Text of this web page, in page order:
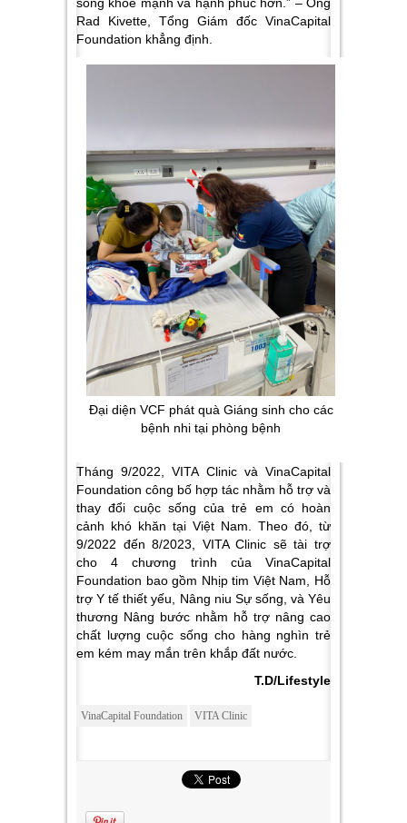
Rad Kivette, Tổng Giám đốc VinaCapital
Foundation khẳng định.
Đại diện VCF phát quà Giáng sinh cho các
bệnh nhi tại phòng bệnh
Tháng 9/2022, VITA Clinic và VinaCapital
Foundation công bố hợp tác nhằm hỗ trợ và
thay đổi cuộc sống của trẻ em có hoàn
cảnh khó khăn tại Việt Nam. Theo đó, từ
9/2022 đến 8/2023, VITA Clinic sẽ tài trợ
cho 4 chương trình của VinaCapital
Foundation bao gồm Nhịp tim Việt Nam, Hỗ
trợ Y tế thiết yếu, Nâng niu Sự sống, và Yêu
thương Nâng bước nhằm hỗ trợ nâng cao
chất lượng cuộc sống cho hàng nghìn trẻ
em kém may mắn trên khắp đất nước.
T.D/Lifestyle
VinaCapital Foundation VITA Clinic